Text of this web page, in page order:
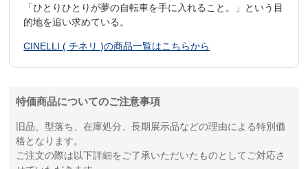
「ひとりひとりが夢の自転車を手に入れること。」という目
的地を追い求めている。
CINELLI ( チネリ )の商品一覧はこちらから
特価商品についてのご注意事項
旧品、型落ち、在庫処分、長期展示品などの理由による特別価
格となります。
ご注文の際は以下詳細をご了承いただいたものとしてご対応さ